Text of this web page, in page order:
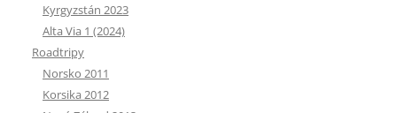
Kyrgyzstán 2023
Alta Via 1 (2024)
Roadtripy
Norsko 2011
Korsika 2012